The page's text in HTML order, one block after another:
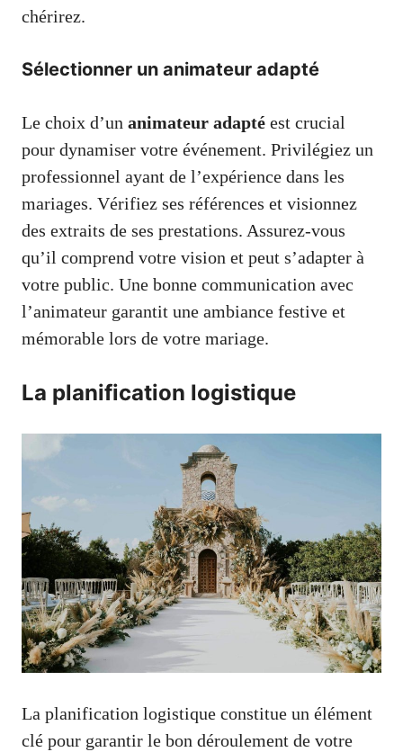
chérirez.
Sélectionner un animateur adapté
Le choix d’un animateur adapté est crucial
pour dynamiser votre événement. Privilégiez un
professionnel ayant de l’expérience dans les
mariages. Vérifiez ses références et visionnez
des extraits de ses prestations. Assurez-vous
qu’il comprend votre vision et peut s’adapter à
votre public. Une bonne communication avec
l’animateur garantit une ambiance festive et
mémorable lors de votre mariage.
La planification logistique
La planification logistique constitue un élément
clé pour garantir le bon déroulement de votre